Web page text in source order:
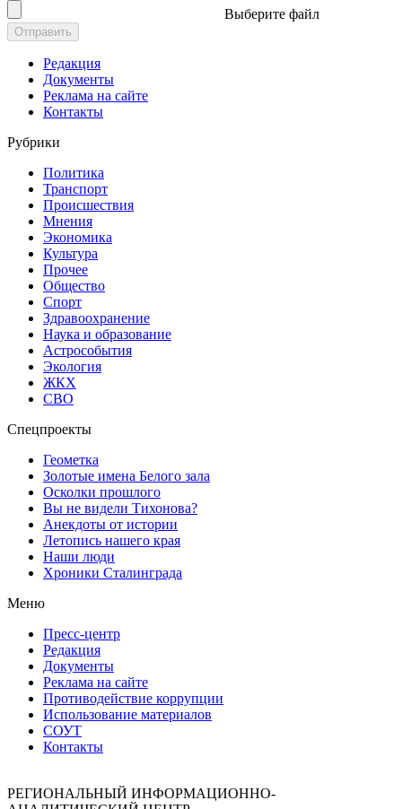
Выберите файл
Отправить
Редакция
Документы
Реклама на сайте
Контакты
Рубрики
Политика
Транспорт
Происшествия
Мнения
Экономика
Культура
Прочее
Общество
Спорт
Здравоохранение
Наука и образование
Астрособытия
Экология
ЖКХ
СВО
Спецпроекты
Геометка
Золотые имена Белого зала
Осколки прошлого
Вы не видели Тихонова?
Анекдоты от истории
Летопись нашего края
Наши люди
Хроники Сталинграда
Меню
Пресс-центр
Редакция
Документы
Реклама на сайте
Противодействие коррупции
Использование материалов
СОУТ
Контакты
РЕГИОНАЛЬНЫЙ ИНФОРМАЦИОННО-